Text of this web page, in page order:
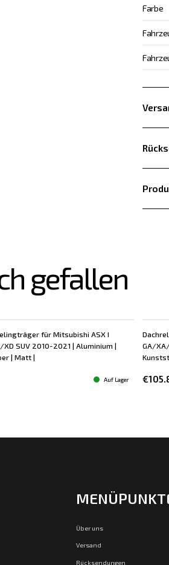
Farbe
gefallen
für Mitsubishi ASX I
SUV 2010-2021 | Aluminium |
| Matt |
Auf Lager
GA/
Über uns
Versand
Rücksendungen